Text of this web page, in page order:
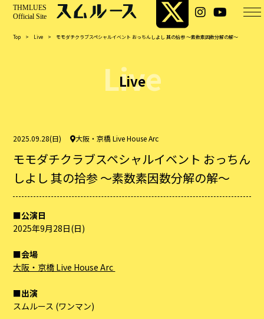
Top > Live > モモダチクラブスペシャルイベント おっちんしよし 其の拾参 ～素数素因数分解の解～
Live
Live
2025.09.28(日) 大阪・京橋 Live House Arc
モモダチクラブスペシャルイベント おっちん
しよし 其の拾参 ～素数素因数分解の解～
■公演日
2025年9月28日(日)
■会場
大阪・京橋 Live House Arc
■出演
スムルース (ワンマン)